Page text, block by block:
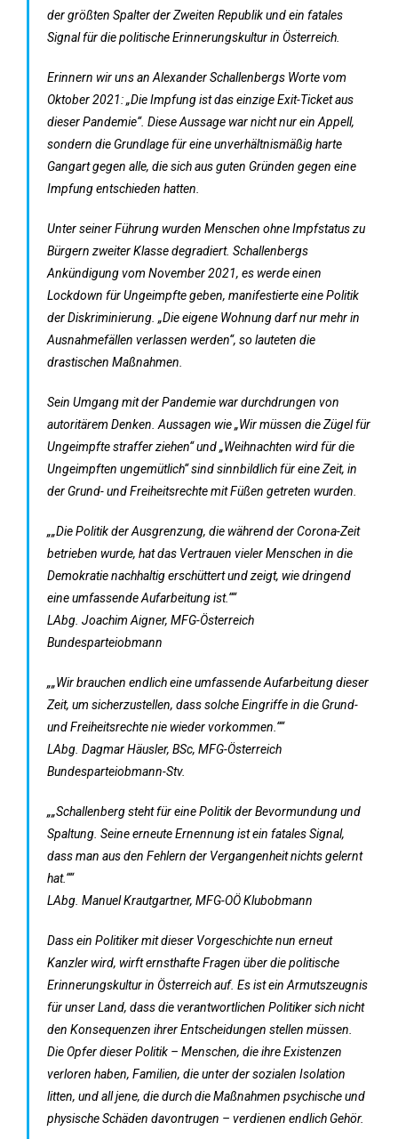
der größten Spalter der Zweiten Republik und ein fatales
Signal für die politische Erinnerungskultur in Österreich.
Erinnern wir uns an Alexander Schallenbergs Worte vom
Oktober 2021: „Die Impfung ist das einzige Exit-Ticket aus
dieser Pandemie“. Diese Aussage war nicht nur ein Appell,
sondern die Grundlage für eine unverhältnismäßig harte
Gangart gegen alle, die sich aus guten Gründen gegen eine
Impfung entschieden hatten.
Unter seiner Führung wurden Menschen ohne Impfstatus zu
Bürgern zweiter Klasse degradiert. Schallenbergs
Ankündigung vom November 2021, es werde einen
Lockdown für Ungeimpfte geben, manifestierte eine Politik
der Diskriminierung. „Die eigene Wohnung darf nur mehr in
Ausnahmefällen verlassen werden“, so lauteten die
drastischen Maßnahmen.
Sein Umgang mit der Pandemie war durchdrungen von
autoritärem Denken. Aussagen wie „Wir müssen die Zügel für
Ungeimpfte straffer ziehen“ und „Weihnachten wird für die
Ungeimpften ungemütlich“ sind sinnbildlich für eine Zeit, in
der Grund- und Freiheitsrechte mit Füßen getreten wurden.
„„Die Politik der Ausgrenzung, die während der Corona-Zeit
betrieben wurde, hat das Vertrauen vieler Menschen in die
Demokratie nachhaltig erschüttert und zeigt, wie dringend
eine umfassende Aufarbeitung ist.““
LAbg. Joachim Aigner, MFG-Österreich
Bundesparteiobmann
„„Wir brauchen endlich eine umfassende Aufarbeitung dieser
Zeit, um sicherzustellen, dass solche Eingriffe in die Grund-
und Freiheitsrechte nie wieder vorkommen.““
LAbg. Dagmar Häusler, BSc, MFG-Österreich
Bundesparteiobmann-Stv.
„„Schallenberg steht für eine Politik der Bevormundung und
Spaltung. Seine erneute Ernennung ist ein fatales Signal,
dass man aus den Fehlern der Vergangenheit nichts gelernt
hat.““
LAbg. Manuel Krautgartner, MFG-OÖ Klubobmann
Dass ein Politiker mit dieser Vorgeschichte nun erneut
Kanzler wird, wirft ernsthafte Fragen über die politische
Erinnerungskultur in Österreich auf. Es ist ein Armutszeugnis
für unser Land, dass die verantwortlichen Politiker sich nicht
den Konsequenzen ihrer Entscheidungen stellen müssen.
Die Opfer dieser Politik – Menschen, die ihre Existenzen
verloren haben, Familien, die unter der sozialen Isolation
litten, und all jene, die durch die Maßnahmen psychische und
physische Schäden davontrugen – verdienen endlich Gehör.